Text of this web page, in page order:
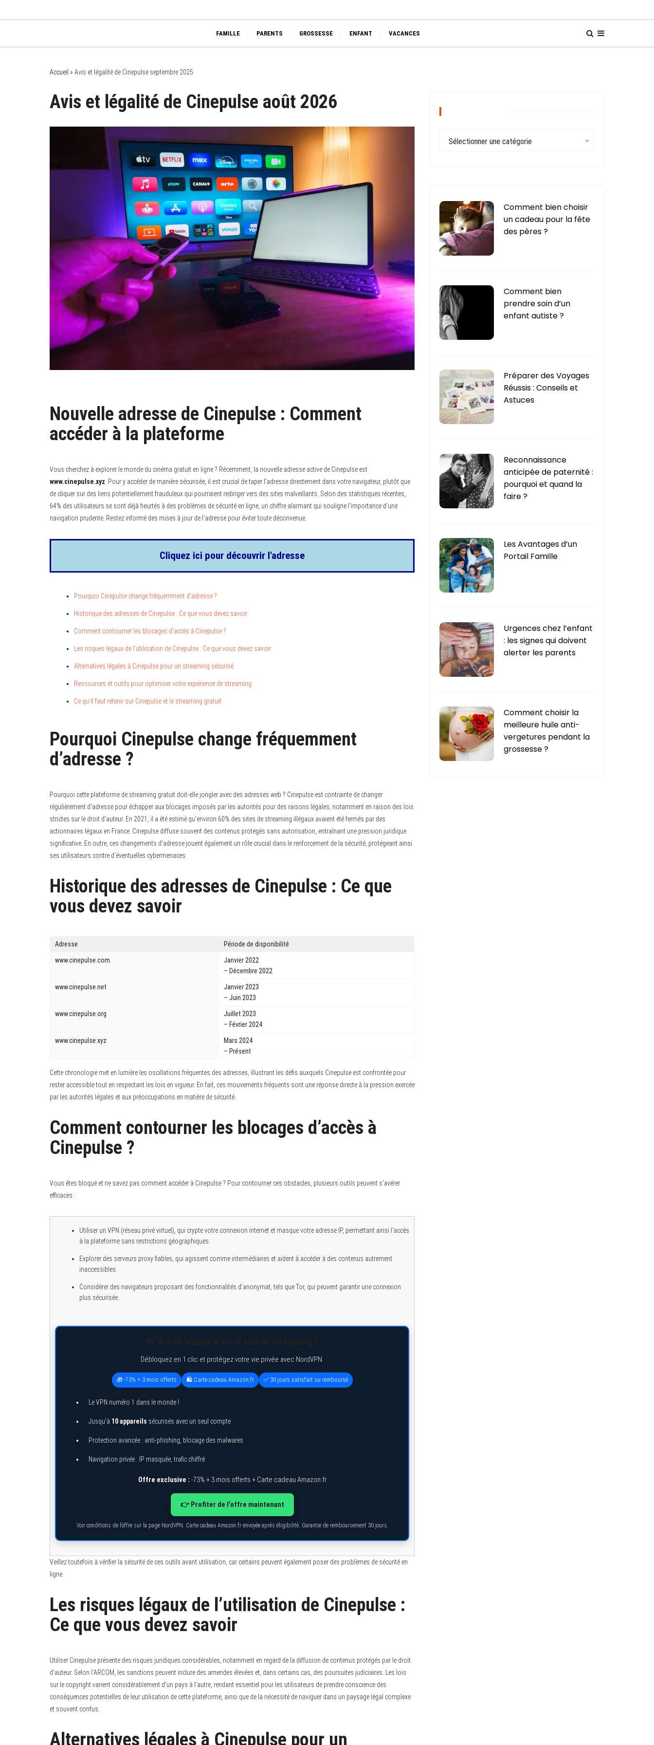
e
Chez Mamy Soren 🧙‍♀️
FAMILLE PARENTS GROSSESSE ENFANT VACANCES
Accueil » Avis et légalité de Cinepulse septembre 2025
Avis et légalité de Cinepulse août 2026
Nouvelle adresse de Cinepulse : Comment
accéder à la plateforme
Vous cherchez à explorer le monde du cinéma gratuit en ligne ? Récemment, la nouvelle adresse active de Cinepulse est
www.cinepulse.xyz. Pour y accéder de manière sécurisée, il est crucial de taper l’adresse directement dans votre navigateur, plutôt que
de cliquer sur des liens potentiellement frauduleux qui pourraient rediriger vers des sites malveillants. Selon des statistiques récentes,
64% des utilisateurs se sont déjà heurtés à des problèmes de sécurité en ligne, un chiffre alarmant qui souligne l’importance d’une
navigation prudente. Restez informé des mises à jour de l’adresse pour éviter toute déconvenue.
Cliquez ici pour découvrir l'adresse
Pourquoi Cinepulse change fréquemment d’adresse ?
Historique des adresses de Cinepulse : Ce que vous devez savoir
Comment contourner les blocages d’accès à Cinepulse ?
Les risques légaux de l’utilisation de Cinepulse : Ce que vous devez savoir
Alternatives légales à Cinepulse pour un streaming sécurisé
Ressources et outils pour optimiser votre expérience de streaming
Ce qu’il faut retenir sur Cinepulse et le streaming gratuit
Pourquoi Cinepulse change fréquemment
d’adresse ?
Pourquoi cette plateforme de streaming gratuit doit-elle jongler avec des adresses web ? Cinepulse est contrainte de changer
régulièrement d’adresse pour échapper aux blocages imposés par les autorités pour des raisons légales, notamment en raison des lois
strictes sur le droit d’auteur. En 2021, il a été estimé qu’environ 60% des sites de streaming illégaux avaient été fermés par des
actionnaires légaux en France. Cinepulse diffuse souvent des contenus protégés sans autorisation, entraînant une pression juridique
significative. En outre, ces changements d’adresse jouent également un rôle crucial dans le renforcement de la sécurité, protégeant ainsi
ses utilisateurs contre d’éventuelles cybermenaces.
Historique des adresses de Cinepulse : Ce que
vous devez savoir
Adresse Période de disponibilité
www.cinepulse.com
Janvier 2022
– Décembre 2022
www.cinepulse.net
Janvier 2023
– Juin 2023
www.cinepulse.org
Juillet 2023
– Février 2024
www.cinepulse.xyz
Mars 2024
– Présent
Cette chronologie met en lumière les oscillations fréquentes des adresses, illustrant les défis auxquels Cinepulse est confrontée pour
rester accessible tout en respectant les lois en vigueur. En fait, ces mouvements fréquents sont une réponse directe à la pression exercée
par les autorités légales et aux préoccupations en matière de sécurité.
Comment contourner les blocages d’accès à
Cinepulse ?
Vous êtes bloqué et ne savez pas comment accéder à Cinepulse ? Pour contourner ces obstacles, plusieurs outils peuvent s’avérer
efficaces :
Utiliser un VPN (réseau privé virtuel), qui crypte votre connexion internet et masque votre adresse IP, permettant ainsi l’accès
à la plateforme sans restrictions géographiques.
Explorer des serveurs proxy fiables, qui agissent comme intermédiaires et aident à accéder à des contenus autrement
inaccessibles.
Considérer des navigateurs proposant des fonctionnalités d’anonymat, tels que Tor, qui peuvent garantir une connexion
plus sécurisée.
Débloquez en 1 clic et protégez votre vie privée avec NordVPN.
🎁 -73% + 3 mois offerts 🛍️ Carte cadeau Amazon.fr ✅ 30 jours satisfait ou remboursé
Le VPN numéro 1 dans le monde !
Jusqu’à 10 appareils sécurisés avec un seul compte
Protection avancée : anti-phishing, blocage des malwares
Navigation privée : IP masquée, trafic chiffré
Offre exclusive : -73% + 3 mois offerts + Carte cadeau Amazon.fr
👉 Profiter de l’offre maintenant
Voir conditions de l’offre sur la page NordVPN. Carte cadeau Amazon.fr envoyée après éligibilité. Garantie de remboursement 30 jours.
Veillez toutefois à vérifier la sécurité de ces outils avant utilisation, car certains peuvent également poser des problèmes de sécurité en
ligne.
Les risques légaux de l’utilisation de Cinepulse :
Ce que vous devez savoir
Utiliser Cinepulse présente des risques juridiques considérables, notamment en regard de la diffusion de contenus protégés par le droit
d’auteur. Selon l’ARCOM, les sanctions peuvent inclure des amendes élevées et, dans certains cas, des poursuites judiciaires. Les lois
sur le copyright varient considérablement d’un pays à l’autre, rendant essentiel pour les utilisateurs de prendre conscience des
conséquences potentielles de leur utilisation de cette plateforme, ainsi que de la nécessité de naviguer dans un paysage légal complexe
et souvent confus.
Alternatives légales à Cinepulse pour un
r
e
s
Sélectionner une catégorie
Comment bien choisir
un cadeau pour la fête
des pères ?
Comment bien
prendre soin d’un
enfant autiste ?
Préparer des Voyages
Réussis : Conseils et
Astuces
Reconnaissance
anticipée de paternité :
pourquoi et quand la
faire ?
Les Avantages d’un
Portail Famille
Urgences chez l’enfant
: les signes qui doivent
alerter les parents
Comment choisir la
meilleure huile anti-
vergetures pendant la
grossesse ?